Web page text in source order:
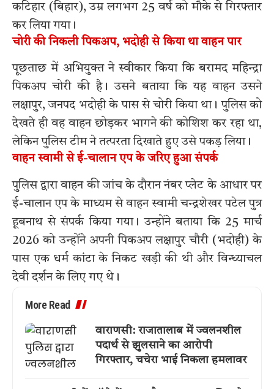
कटिहार (बिहार), उम्र लगभग 25 वर्ष को मौके से गिरफ्तार
कर लिया गया।
चोरी की निकली पिकअप, भदोही से किया था वाहन पार
पूछताछ में अभियुक्त ने स्वीकार किया कि बरामद महिन्द्रा
पिकअप चोरी की है। उसने बताया कि यह वाहन उसने
लक्षापुर, जनपद भदोही के पास से चोरी किया था। पुलिस को
देखते ही वह वाहन छोड़कर भागने की कोशिश कर रहा था,
लेकिन पुलिस टीम ने तत्परता दिखाते हुए उसे पकड़ लिया।
वाहन स्वामी से ई-चालान एप के जरिए हुआ संपर्क
पुलिस द्वारा वाहन की जांच के दौरान नंबर प्लेट के आधार पर
ई-चालान एप के माध्यम से वाहन स्वामी चन्द्रशेखर पटेल पुत्र
हूबनाथ से संपर्क किया गया। उन्होंने बताया कि 25 मार्च
2026 को उन्होंने अपनी पिकअप लक्षापुर चौरी (भदोही) के
पास एक धर्म कांटा के निकट खड़ी की थी और विन्ध्याचल
देवी दर्शन के लिए गए थे।
More Read
वाराणसी: राजातालाब में ज्वलनशील
पदार्थ से झुलसाने का आरोपी
गिरफ्तार, चचेरा भाई निकला हमलावर